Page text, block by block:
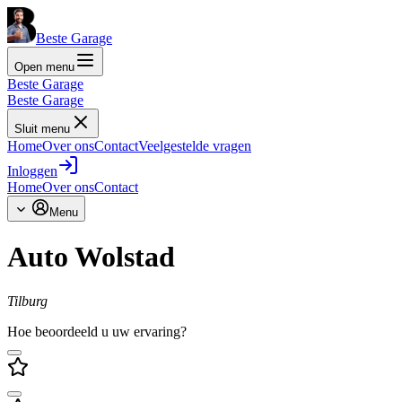
Beste Garage
Open menu
Beste Garage
Beste Garage
Sluit menu
HomeOver onsContactVeelgestelde vragen
Inloggen
HomeOver onsContact
Menu
Auto Wolstad
Tilburg
Hoe beoordeeld u uw ervaring?